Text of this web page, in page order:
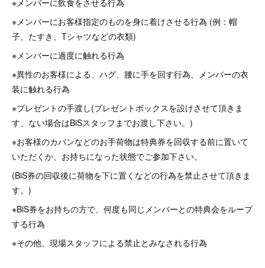
※メンバーに飲食をさせる行為
※メンバーにお客様指定のものを身に着けさせる行為 (例：帽
子、たすき、Tシャツなどの衣類)
※メンバーに過度に触れる行為
※異性のお客様による、ハグ、腰に手を回す行為、メンバーの衣
装に触れる行為
※プレゼントの手渡し(プレゼントボックスを設けさせて頂きま
す、ない場合はBiSスタッフまでお渡し下さい。)
※お客様のカバンなどのお手荷物は特典券を回収する前に置いて
いただくか、お持ちになった状態でご参加下さい。
(BiS券の回収後に荷物を下に置くなどの行為を禁止させて頂きま
す。)
※BiS券をお持ちの方で、何度も同じメンバーとの特典会をループ
する行為
※その他、現場スタッフによる禁止とみなされる行為